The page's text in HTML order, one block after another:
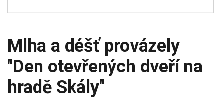
Mlha a déšť provázely
"Den otevřených dveří na
hradě Skály"